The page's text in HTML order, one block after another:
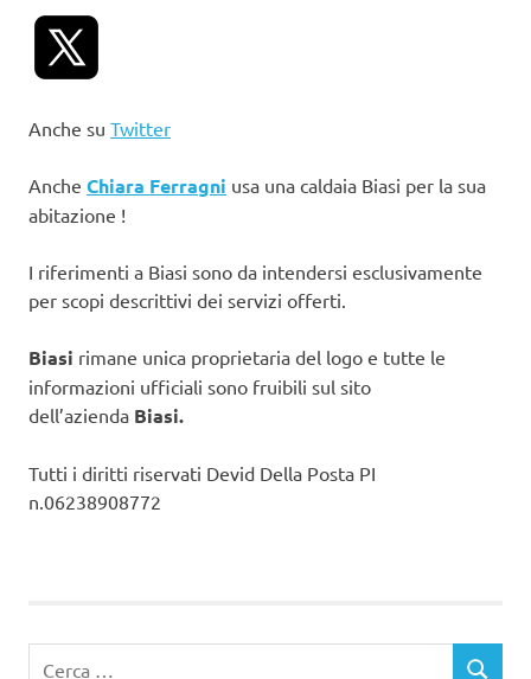
Anche su Twitter
Anche Chiara Ferragni usa una caldaia Biasi per la sua
abitazione !
I riferimenti a Biasi sono da intendersi esclusivamente
per scopi descrittivi dei servizi offerti.
Biasi rimane unica proprietaria del logo e tutte le
informazioni ufficiali sono fruibili sul sito
dell’azienda Biasi.
Tutti i diritti riservati Devid Della Posta PI
n.06238908772